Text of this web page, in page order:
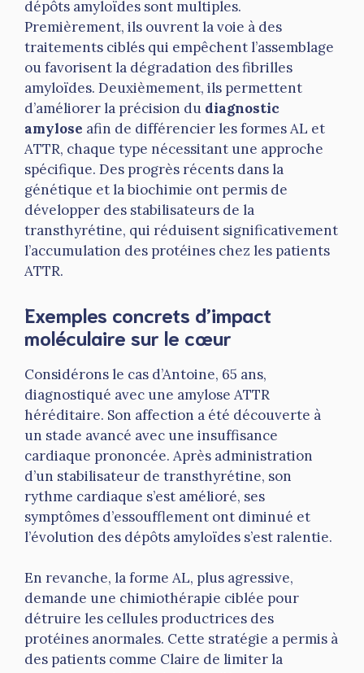
dépôts amyloïdes sont multiples.
Premièrement, ils ouvrent la voie à des
traitements ciblés qui empêchent l’assemblage
ou favorisent la dégradation des fibrilles
amyloïdes. Deuxièmement, ils permettent
d’améliorer la précision du diagnostic
amylose afin de différencier les formes AL et
ATTR, chaque type nécessitant une approche
spécifique. Des progrès récents dans la
génétique et la biochimie ont permis de
développer des stabilisateurs de la
transthyrétine, qui réduisent significativement
l’accumulation des protéines chez les patients
ATTR.
Exemples concrets d’impact
moléculaire sur le cœur
Considérons le cas d’Antoine, 65 ans,
diagnostiqué avec une amylose ATTR
héréditaire. Son affection a été découverte à
un stade avancé avec une insuffisance
cardiaque prononcée. Après administration
d’un stabilisateur de transthyrétine, son
rythme cardiaque s’est amélioré, ses
symptômes d’essoufflement ont diminué et
l’évolution des dépôts amyloïdes s’est ralentie.
En revanche, la forme AL, plus agressive,
demande une chimiothérapie ciblée pour
détruire les cellules productrices des
protéines anormales. Cette stratégie a permis à
des patients comme Claire de limiter la